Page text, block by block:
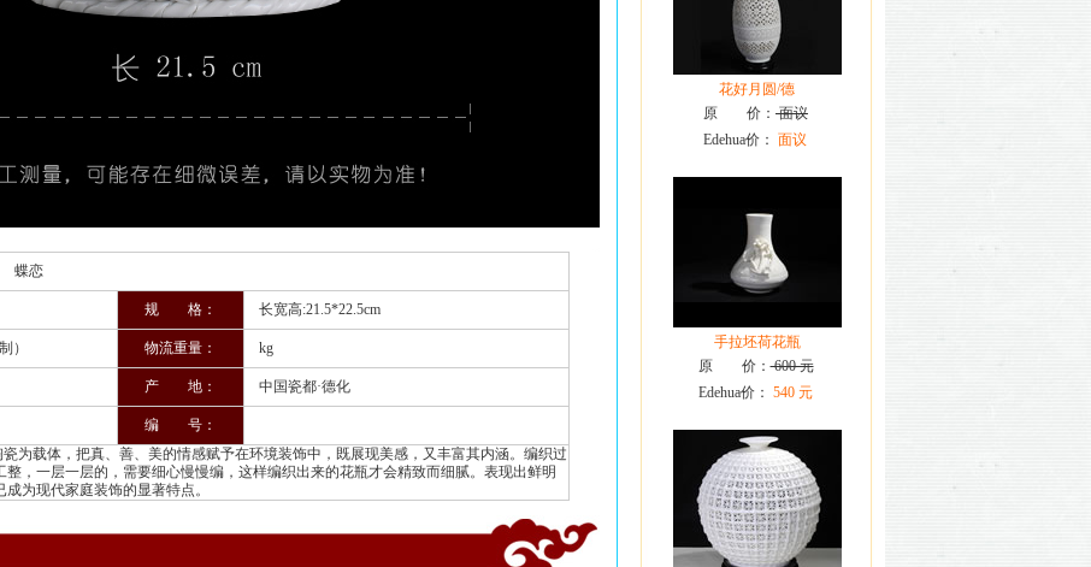
规 格： 长宽高:21.5*22.5cm
） 物流重量： kg
产 地： 中国瓷都·德化
编 号：
载体，把真、善、美的情感赋予在环境装饰中，既展现美感，又丰富其内涵。编织过
整，一层一层的，需要细心慢慢编，这样编织出来的花瓶才会精致而细腻。表现出鲜明
为现代家庭装饰的显著特点。
花好月圆/德
原 价： 面议
Edehua价： 面议
手拉坯荷花瓶
原 价：600 元
Edehua价： 540 元